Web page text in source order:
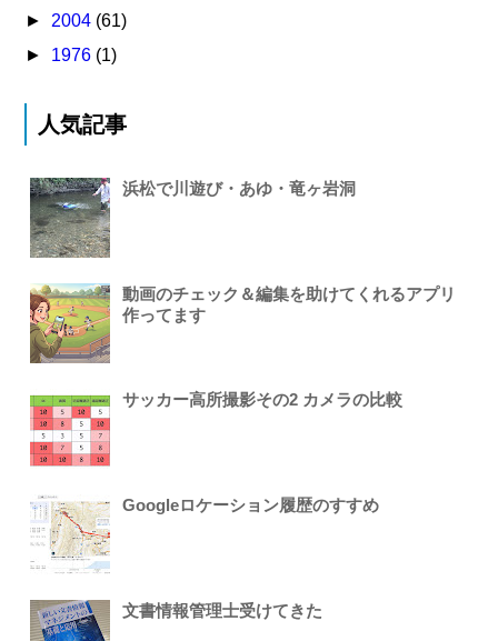
► 2004 (61)
► 1976 (1)
人気記事
浜松で川遊び・あゆ・竜ヶ岩洞
動画のチェック＆編集を助けてくれるアプリ
作ってます
サッカー高所撮影その2 カメラの比較
Googleロケーション履歴のすすめ
文書情報管理士受けてきた